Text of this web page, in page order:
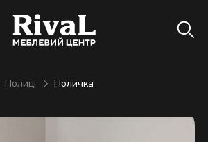
Полиці Поличка